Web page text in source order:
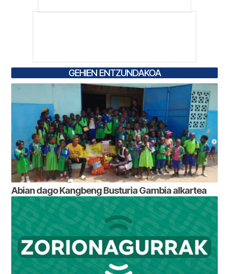
GEHIEN ENTZUNDAKOA
Abian dago Kangbeng Busturia Gambia alkartea